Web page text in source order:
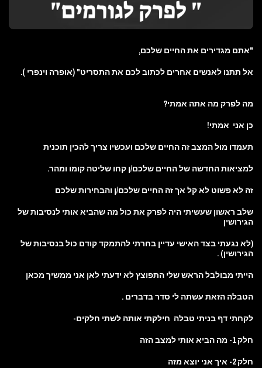
"אתם מגדירים את החיים שלכם,
אל תתנו לאנשים אחרים לכתוב לכם את התסריט" (אופרה וינפרי ).
מה לפרק מה אתה אמתי?
כן אני אמתי!
תעמדו מול המצב זה החיים שלכם ועכשיו צריך להכין תוכנית
למציאות החדשה של החיים שלכם/ן קחו שליטה קומו ומהר.
זה לא פשוט לא קל אך זה החיים שלכם/ן והבחירות שלכם
שלב ראשון שעשיתי היה לפרק את כול מה שהביא אותי לנסיבות של
הגירושין
(לא נגעתי בצד האישי עדיין בחרתי להתמקד קודם כול בנסיבות של
הגירושין) .
הייתי מבולבל הראש שלי התפוצץ לא ידעתי לאן אני ממשיך מכאן
הטבלה הזאת עשתה לי סדר בדברים .
לקחתי דף בניתי טבלה חילקתי אותה לשתי חלקים-
חלק 1- מה הביא אותי למצב הזה
חלק 2- איך אני יוצא מזה